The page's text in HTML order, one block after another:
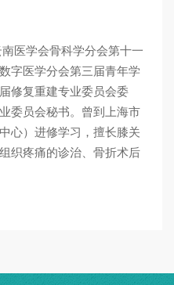
医学会骨科学分会第十一
字医学分会第三届青年学
修复重建专业委员会委
委员会秘书。曾到上海市
心）进修学习，擅长膝关
织疼痛的诊治、骨折术后